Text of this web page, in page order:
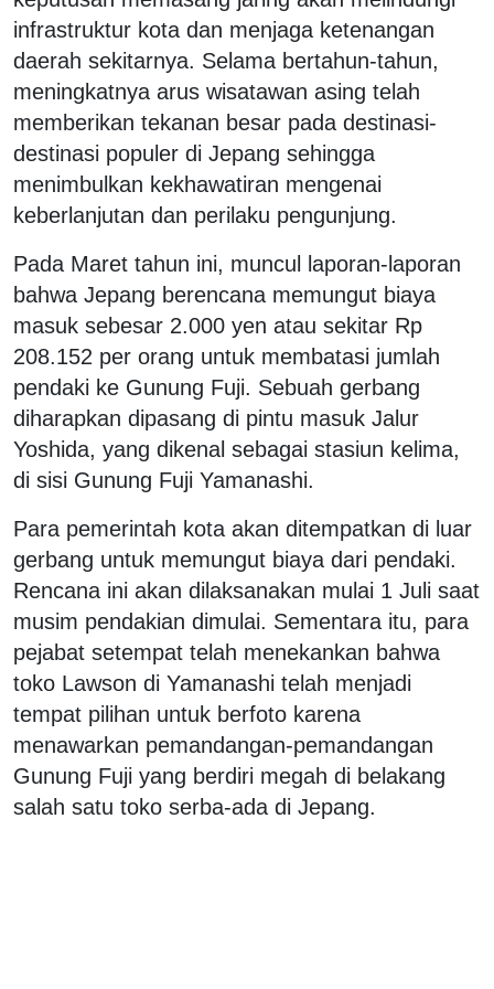
infrastruktur kota dan menjaga ketenangan
daerah sekitarnya. Selama bertahun-tahun,
meningkatnya arus wisatawan asing telah
memberikan tekanan besar pada destinasi-
destinasi populer di Jepang sehingga
menimbulkan kekhawatiran mengenai
keberlanjutan dan perilaku pengunjung.
Pada Maret tahun ini, muncul laporan-laporan
bahwa Jepang berencana memungut biaya
masuk sebesar 2.000 yen atau sekitar Rp
208.152 per orang untuk membatasi jumlah
pendaki ke Gunung Fuji. Sebuah gerbang
diharapkan dipasang di pintu masuk Jalur
Yoshida, yang dikenal sebagai stasiun kelima,
di sisi Gunung Fuji Yamanashi.
Para pemerintah kota akan ditempatkan di luar
gerbang untuk memungut biaya dari pendaki.
Rencana ini akan dilaksanakan mulai 1 Juli saat
musim pendakian dimulai. Sementara itu, para
pejabat setempat telah menekankan bahwa
toko Lawson di Yamanashi telah menjadi
tempat pilihan untuk berfoto karena
menawarkan pemandangan-pemandangan
Gunung Fuji yang berdiri megah di belakang
salah satu toko serba-ada di Jepang.